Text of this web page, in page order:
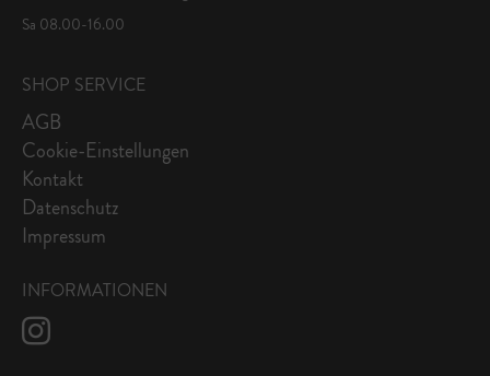
Sa 08.00-16.00
SHOP SERVICE
AGB
Cookie-Einstellungen
Kontakt
Datenschutz
Impressum
INFORMATIONEN